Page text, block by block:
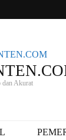
dan Akurat